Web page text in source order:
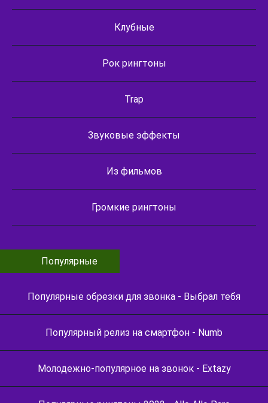
Клубные
Рок рингтоны
Trap
Звуковые эффекты
Из фильмов
Громкие рингтоны
Популярные
Популярные обрезки для звонка - Выбрал тебя
Популярный релиз на смартфон - Numb
Молодежно-популярное на звонок - Extazy